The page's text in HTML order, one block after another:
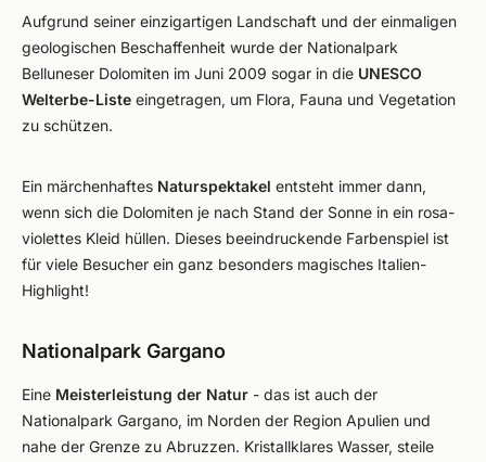
Aufgrund seiner einzigartigen Landschaft und der einmaligen
geologischen Beschaffenheit wurde der Nationalpark
Belluneser Dolomiten im Juni 2009 sogar in die UNESCO
Welterbe-Liste eingetragen, um Flora, Fauna und Vegetation
zu schützen.
Ein märchenhaftes Naturspektakel entsteht immer dann,
wenn sich die Dolomiten je nach Stand der Sonne in ein rosa-
violettes Kleid hüllen. Dieses beeindruckende Farbenspiel ist
für viele Besucher ein ganz besonders magisches Italien-
Highlight!
Nationalpark Gargano
Eine Meisterleistung der Natur - das ist auch der
Nationalpark Gargano, im Norden der Region Apulien und
nahe der Grenze zu Abruzzen. Kristallklares Wasser, steile